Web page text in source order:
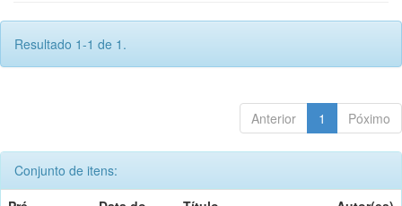
Resultado 1-1 de 1.
Anterior 1 Póximo
Conjunto de itens: